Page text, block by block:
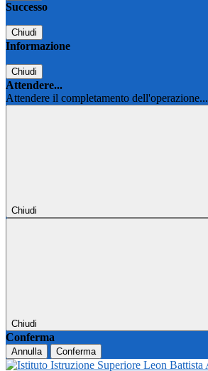
Successo
Chiudi
Informazione
Chiudi
Attendere...
Attendere il completamento dell'operazione...
Chiudi
Chiudi
Conferma
Annulla Conferma